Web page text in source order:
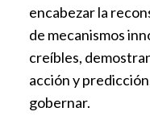
encabezar la
de mecanismos
creíbles,
acción y
gobernar.